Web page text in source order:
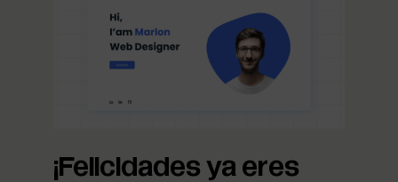
¡Felicidades ya eres